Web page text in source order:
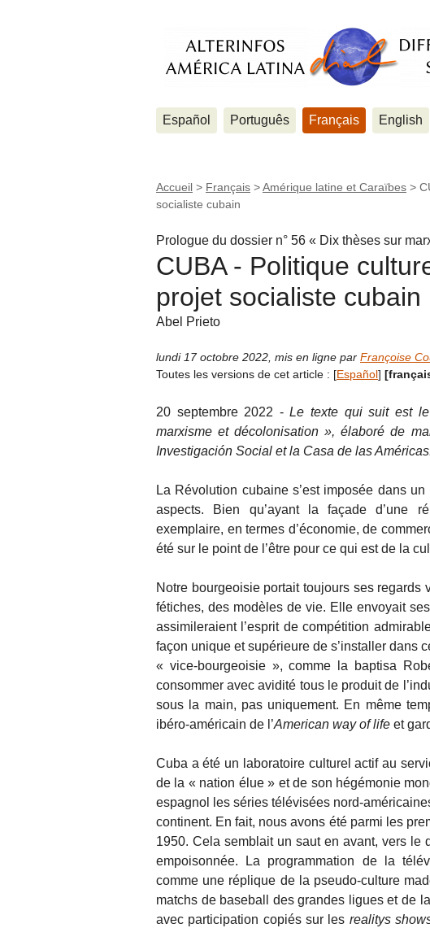
Español Português Français English
Accueil > Français >Amérique latine et Caraïbes >
socialiste cubain
Prologue du dossier n° 56 « Dix thèses sur
CUBA - Politique
projet socialiste cubain
Abel Prieto
lundi 17 octobre 2022 mis en ligne par Françoise
Toutes les versions de cet article : [Español]
20 septembre 2022 -Le texte qui suit est
marxisme et décolonisation », élaboré de
Investigación Social et la Casa de las
La Révolution cubaine s’est imposée dans
aspects. Bien qu’ayant la façade d’une
exemplaire, en termes d’économie, de
été sur le point de l’être pour ce qui est de la
Notre bourgeoisie portait toujours ses
fétiches, des modèles de vie. Elle envoyait
assimileraient l’esprit de compétition
façon unique et supérieure de s’installer dans
« vice-bourgeoisie », comme la baptisa
consommer avec avidité tous le produit de
sous la main, pas uniquement. En même
ibéro-américain de l’American way of life et
Cuba a été un laboratoire culturel actif au
de la « nation élue » et de son hégémonie
espagnol les séries télévisées nord-
continent. En fait, nous avons été parmi les
1950. Cela semblait un saut en avant, vers le
empoisonnée. La programmation de la
comme une réplique de la pseudo-culture
matchs de baseball des grandes ligues et de
avec participation copiés sur les realitys